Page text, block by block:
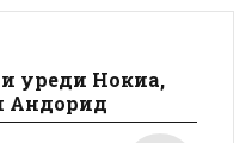
уреди Нокиа,
Андорид